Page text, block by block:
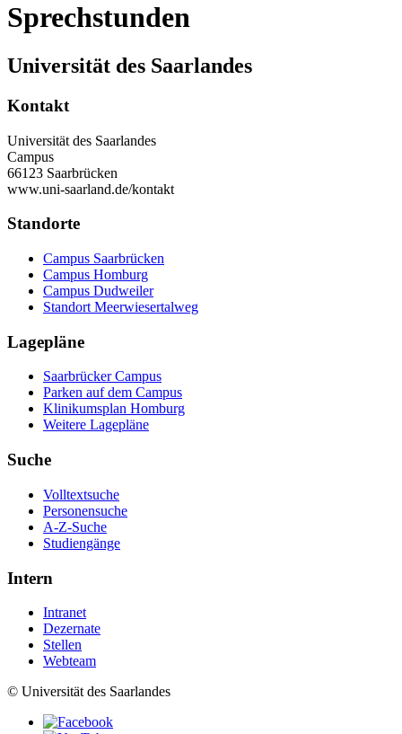
Sprechstunden
Universität des Saarlandes
Kontakt
Universität des Saarlandes
Campus
66123 Saarbrücken
www.uni-saarland.de/kontakt
Standorte
Campus Saarbrücken
Campus Homburg
Campus Dudweiler
Standort Meerwiesertalweg
Lagepläne
Saarbrücker Campus
Parken auf dem Campus
Klinikumsplan Homburg
Weitere Lagepläne
Suche
Volltextsuche
Personensuche
A-Z-Suche
Studiengänge
Intern
Intranet
Dezernate
Stellen
Webteam
© Universität des Saarlandes